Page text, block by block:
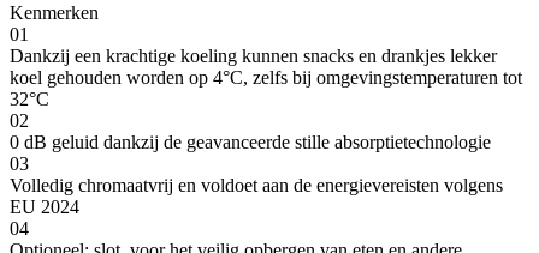
Kenmerken
01
Dankzij een krachtige koeling kunnen snacks en drankjes lekker
koel gehouden worden op 4°C, zelfs bij omgevingstemperaturen tot
32°C
02
0 dB geluid dankzij de geavanceerde stille absorptietechnologie
03
Volledig chromaatvrij en voldoet aan de energievereisten volgens
EU 2024
04